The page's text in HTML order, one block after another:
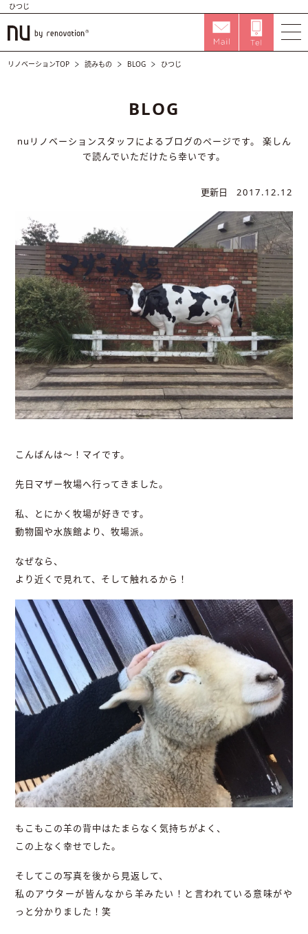
ひつじ
リノベーションTOP 読みもの BLOG ひつじ
BLOG
nuリノベーションスタッフによるブログのページです。
楽しん
で読んでいただけたら幸いです。
更新日 2017.12.12
こんばんは〜！マイです。
先日マザー牧場へ行ってきました。
私、とにかく牧場が好きです。
動物園や水族館より、牧場派。
なぜなら、
より近くで見れて、そして触れるから！
もこもこの羊の背中はたまらなく気持ちがよく、
この上なく幸せでした。
そしてこの写真を後から見返して、
私のアウターが皆んなから羊みたい！と言われている意味がや
っと分かりました！笑